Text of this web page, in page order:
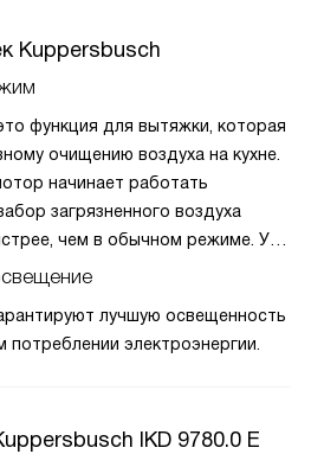
Kuppersbusch
функция для вытяжки, которая
очищению воздуха на кухне.
начинает работать
загрязненного воздуха
чем в обычном режиме. Уже
воздухе не остается следов
запахов от готовящихся
лучшую освещенность
потреблении электроэнергии.
IKD 9780.0 E